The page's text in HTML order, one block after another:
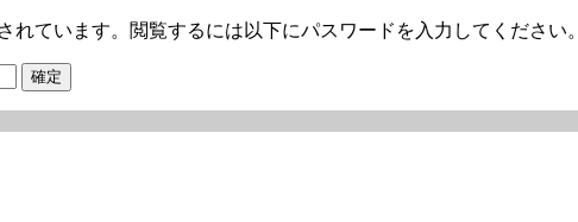
れています。閲覧するには以下にパスワードを入力してください。